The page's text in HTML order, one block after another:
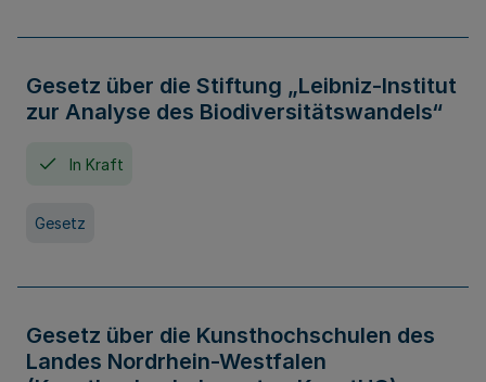
Gesetz über die Stiftung „Leibniz-Institut
zur Analyse des Biodiversitätswandels“
In Kraft
Gesetz
Gesetz über die Kunsthochschulen des
Landes Nordrhein-Westfalen